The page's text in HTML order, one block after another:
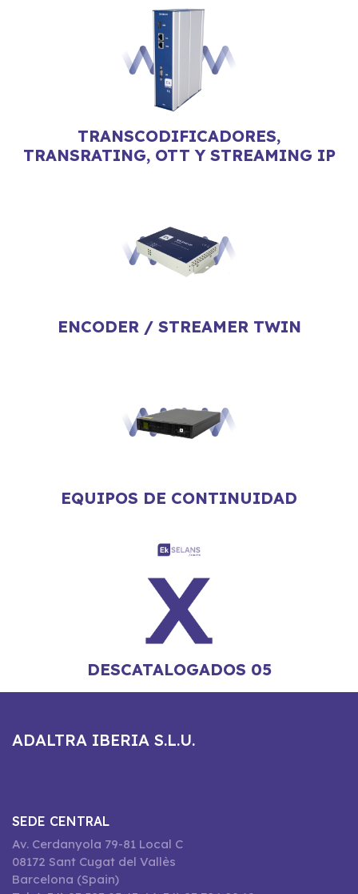
TRANSCODIFICADORES,
TRANSRATING, OTT Y STREAMING IP
ENCODER / STREAMER TWIN
EQUIPOS DE CONTINUIDAD
DESCATALOGADOS 05
ADALTRA IBERIA S.L.U.
SEDE CENTRAL
Av. Cerdanyola 79-81 Local C
08172 Sant Cugat del Vallès
Barcelona (Spain)